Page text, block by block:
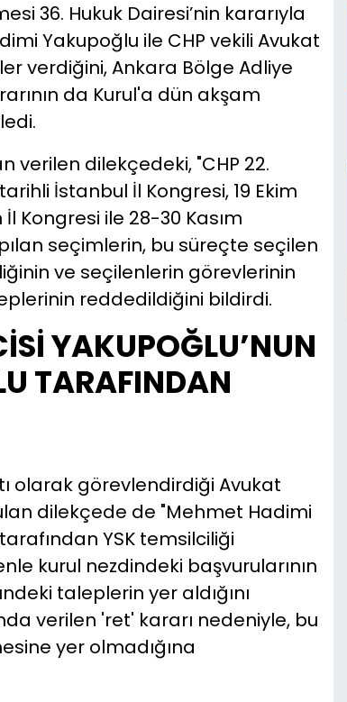
36. Hukuk Dairesi’nin kararıyla
Yakupoğlu ile CHP vekili Avukat
verdiğini, Ankara Bölge Adliye
da Kurul'a dün akşam
verilen dilekçedeki, "CHP 22.
İstanbul İl Kongresi, 19 Ekim
Kongresi ile 28-30 Kasım
seçimlerin, bu süreçte seçilen
ve seçilenlerin görevlerinin
reddedildiğini bildirdi.
YAKUPOĞLU’NUN
TARAFINDAN
olarak görevlendirdiği Avukat
dilekçede de "Mehmet Hadimi
YSK temsilciliği
kurul nezdindeki başvurularının
taleplerin yer aldığını
verilen 'ret' kararı nedeniyle, bu
yer olmadığına